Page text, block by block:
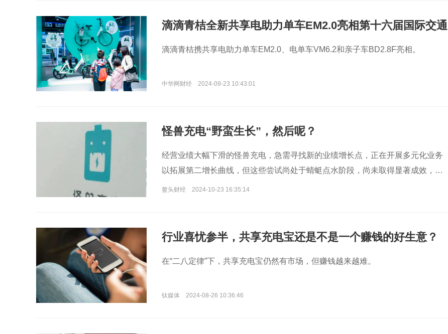
滴滴青桔全新共享电助力单车EM2.0亮相第十六届国际交通
技术与设备展览会
滴滴青桔携共享电助力单车EM2.0、电单车VM6.2和亲子车BD2.8F亮相。
中华网财经 2024-09-23 10:43:01
怪兽充电“野蛮生长”，然后呢？
经营业绩大幅下滑的怪兽充电，急需寻找新的业绩增长点，正在开展多元化业务
以拓展第二增长曲线，但这些尝试尚处于蜻蜓点水阶段，尚未取得显著成效，还
有待市场的持续考验。
鳌头财经 2024-10-23 16:35:14
行业喜忧参半，共享充电宝还是不是一个赚钱的好生意？
在“二八定律”下，共享充电宝仍然有市场，但赚钱越来越难。
钛媒体 2024-08-26 10:36:46